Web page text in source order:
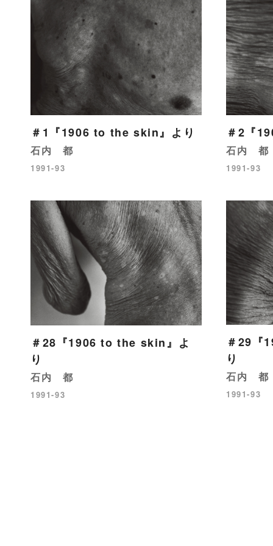
＃1『1906 to the skin』より
石内 都
1991-93
＃2『
石内 都
1991-93
＃28『1906 to the skin』よ
り
石内 都
1991-93
＃29『
り
石内 都
1991-93